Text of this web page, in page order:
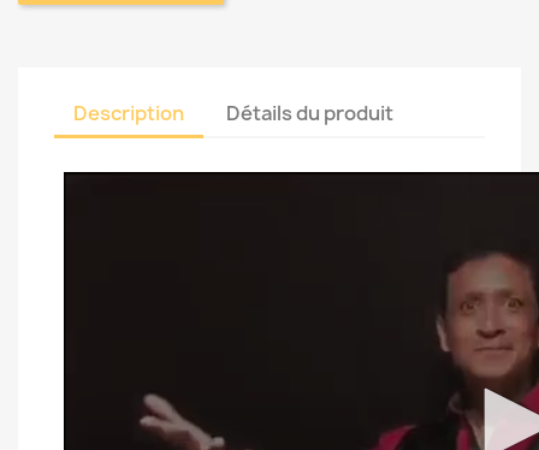
Description Détails du produit